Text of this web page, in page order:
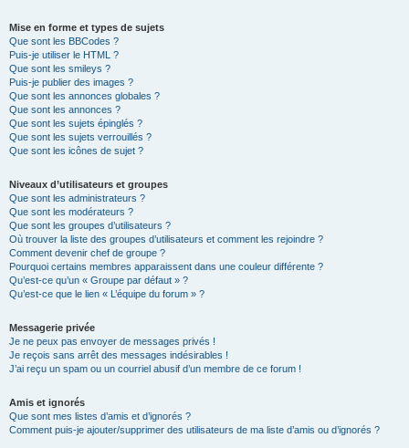
Mise en forme et types de sujets
Que sont les BBCodes ?
Puis-je utiliser le HTML ?
Que sont les smileys ?
Puis-je publier des images ?
Que sont les annonces globales ?
Que sont les annonces ?
Que sont les sujets épinglés ?
Que sont les sujets verrouillés ?
Que sont les icônes de sujet ?
Niveaux d’utilisateurs et groupes
Que sont les administrateurs ?
Que sont les modérateurs ?
Que sont les groupes d’utilisateurs ?
Où trouver la liste des groupes d’utilisateurs et comment les rejoindre ?
Comment devenir chef de groupe ?
Pourquoi certains membres apparaissent dans une couleur différente ?
Qu’est-ce qu’un « Groupe par défaut » ?
Qu’est-ce que le lien « L’équipe du forum » ?
Messagerie privée
Je ne peux pas envoyer de messages privés !
Je reçois sans arrêt des messages indésirables !
J’ai reçu un spam ou un courriel abusif d’un membre de ce forum !
Amis et ignorés
Que sont mes listes d’amis et d’ignorés ?
Comment puis-je ajouter/supprimer des utilisateurs de ma liste d’amis ou d’ignorés ?